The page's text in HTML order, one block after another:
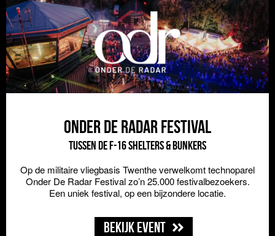
Onder de Radar Festival
Tussen de F-16 shelters & bunkers
Op de militaire vliegbasis Twenthe verwelkomt technoparel
Onder De Radar Festival zo’n 25.000 festivalbezoekers.
Een uniek festival, op een bijzondere locatie.
Bekijk event